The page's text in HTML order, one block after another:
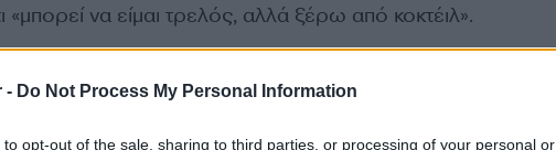
- Do Not Process My Personal Information
to opt-out of the sale, sharing to third parties, or processing of your personal or
«μπορεί να είμαι τρελός, αλλά ξέρω από κοκτέιλ».
η Γενιά Ζ, ξέρεις ότι αυτό το ποτό θα ήταν ήδη
γέμιζε το Instagram σου με το